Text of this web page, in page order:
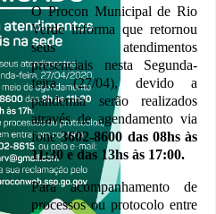
O Procon Municipal de Rio
Verde informa que retornou
seus atendimentos
presenciais nesta Segunda-
feira (27/04), devido a
pandemia serão realizados
através de agendamento via
fone3602-8600 das 08hs às
11:30 e das 13hs às 17:00.
Para acompanhamento de
processos ou protocolo entre